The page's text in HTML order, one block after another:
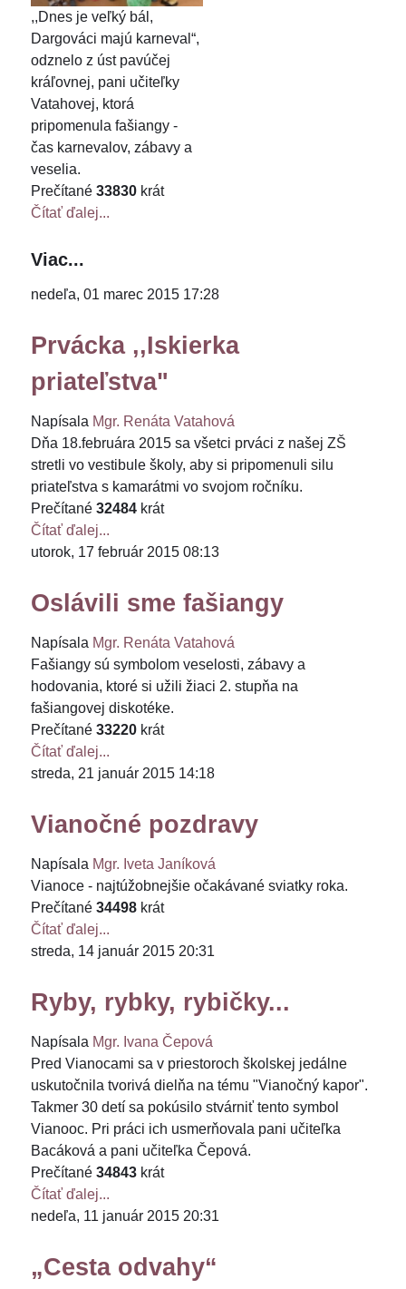
,,Dnes je veľký bál,
Dargováci majú karneval“,
odznelo z úst pavúčej
kráľovnej, pani učiteľky
Vatahovej, ktorá
pripomenula fašiangy -
čas karnevalov, zábavy a
veselia.
Prečítané 33830 krát
Čítať ďalej...
Viac...
nedeľa, 01 marec 2015 17:28
Prvácka ,,Iskierka
priateľstva"
Napísala Mgr. Renáta Vatahová
Dňa 18.februára 2015 sa všetci prváci z našej ZŠ
stretli vo vestibule školy, aby si pripomenuli silu
priateľstva s kamarátmi vo svojom ročníku.
Prečítané 32484 krát
Čítať ďalej...
utorok, 17 február 2015 08:13
Oslávili sme fašiangy
Napísala Mgr. Renáta Vatahová
Fašiangy sú symbolom veselosti, zábavy a
hodovania, ktoré si užili žiaci 2. stupňa na
fašiangovej diskotéke.
Prečítané 33220 krát
Čítať ďalej...
streda, 21 január 2015 14:18
Vianočné pozdravy
Napísala Mgr. Iveta Janíková
Vianoce - najtúžobnejšie očakávané sviatky roka.
Prečítané 34498 krát
Čítať ďalej...
streda, 14 január 2015 20:31
Ryby, rybky, rybičky...
Napísala Mgr. Ivana Čepová
Pred Vianocami sa v priestoroch školskej jedálne
uskutočnila tvorivá dielňa na tému "Vianočný kapor".
Takmer 30 detí sa pokúsilo stvárniť tento symbol
Vianooc. Pri práci ich usmerňovala pani učiteľka
Bacáková a pani učiteľka Čepová.
Prečítané 34843 krát
Čítať ďalej...
nedeľa, 11 január 2015 20:31
„Cesta odvahy“